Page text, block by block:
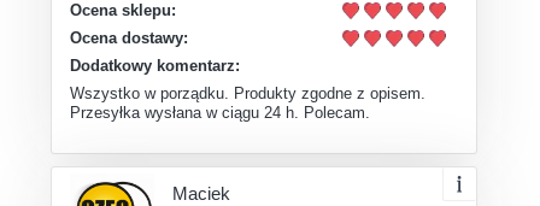
Ocena sklepu:
Ocena dostawy:
Dodatkowy komentarz:
Wszystko w porządku. Produkty zgodne z opisem.
Przesyłka wysłana w ciągu 24 h. Polecam.
Maciek